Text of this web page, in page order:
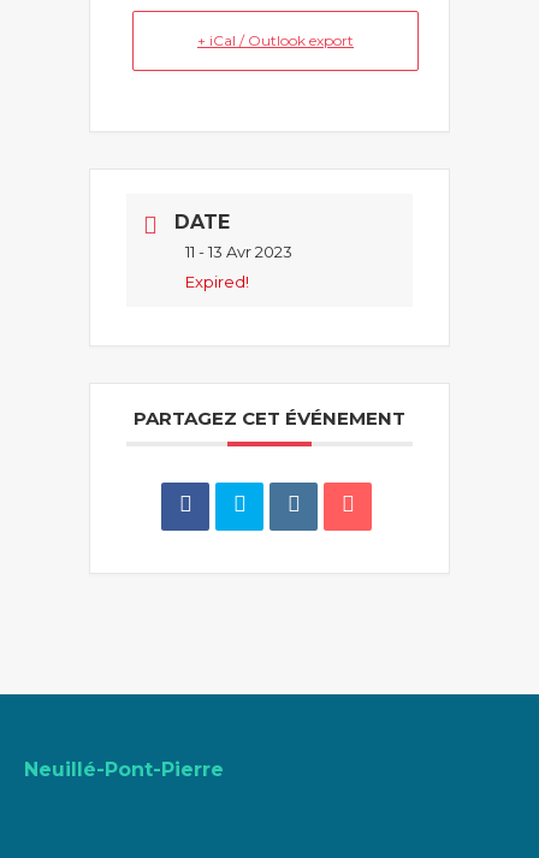
+ iCal / Outlook export
DATE
11 - 13 Avr 2023
Expired!
PARTAGEZ CET ÉVÉNEMENT
Neuillé-Pont-Pierre